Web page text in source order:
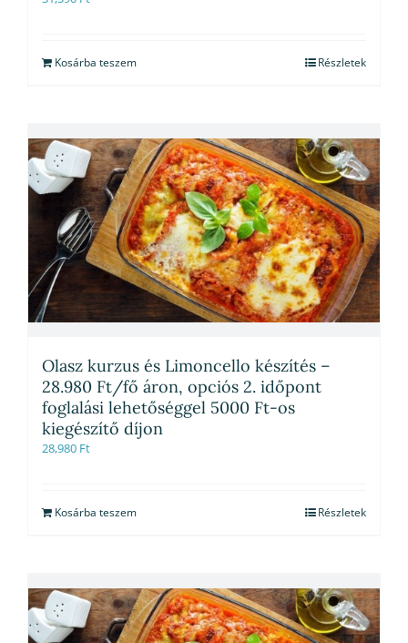
Kosárba teszem Részletek
Olasz kurzus és Limoncello készítés –
28.980 Ft/fő áron, opciós 2. időpont
foglalási lehetőséggel 5000 Ft-os
kiegészítő díjon
28,980 Ft
Kosárba teszem Részletek